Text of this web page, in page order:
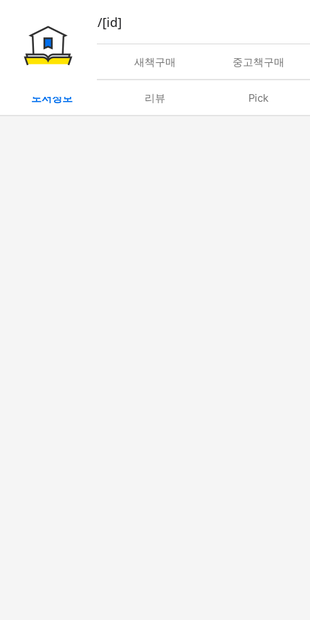
book/rent/[id]
대여 새책구매 중고책구매
도서정보 리뷰 Pick